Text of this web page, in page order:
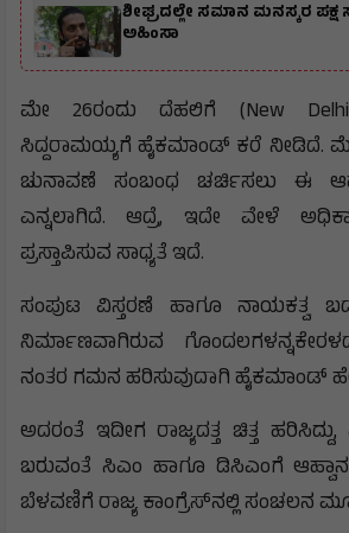
ಶೀಘ್ರದಲ್ಲೇ ಸಮಾನ ಮನಸ್ಕರ ಪಕ್ಷ
ಅಹಿಂಸಾ
ಮೇ 26ರಂದು ದೆಹಲಿಗೆ (New
ಸಿದ್ದರಾಮಯ್ಯಗೆ ಹೈಕಮಾಂಡ್ ಕರೆ ನೀಡಿದೆ.
ಚುನಾವಣೆ ಸಂಬಂಧ ಚರ್ಚಿಸಲು ಈ
ಎನ್ನಲಾಗಿದೆ. ಆದ್ರೆ, ಇದೇ ವೇಳೆ
ಪ್ರಸ್ತಾಪಿಸುವ ಸಾಧ್ಯತೆ ಇದೆ.
ಸಂಪುಟ ವಿಸ್ತರಣೆ ಹಾಗೂ ನಾಯಕತ್ವ
ನಿರ್ಮಾಣವಾಗಿರುವ
ನಂತರ ಗಮನ ಹರಿಸುವುದಾಗಿ ಹೈಕಮಾಂಡ್
ಅದರಂತೆ ಇದೀಗ ರಾಜ್ಯದತ್ತ ಚಿತ್ತ
ಬರುವಂತೆ ಸಿಎಂ ಹಾಗೂ ಡಿಸಿಎಂಗೆ
ಬೆಳವಣಿಗೆ ರಾಜ್ಯ ಕಾಂಗ್ರೆಸ್​​​ನಲ್ಲಿ ಸಂಚಲನ